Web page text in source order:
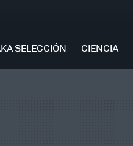
SELECCIÓN CIENCIA